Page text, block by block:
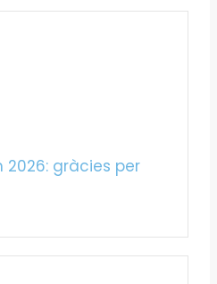
2026: gràcies per